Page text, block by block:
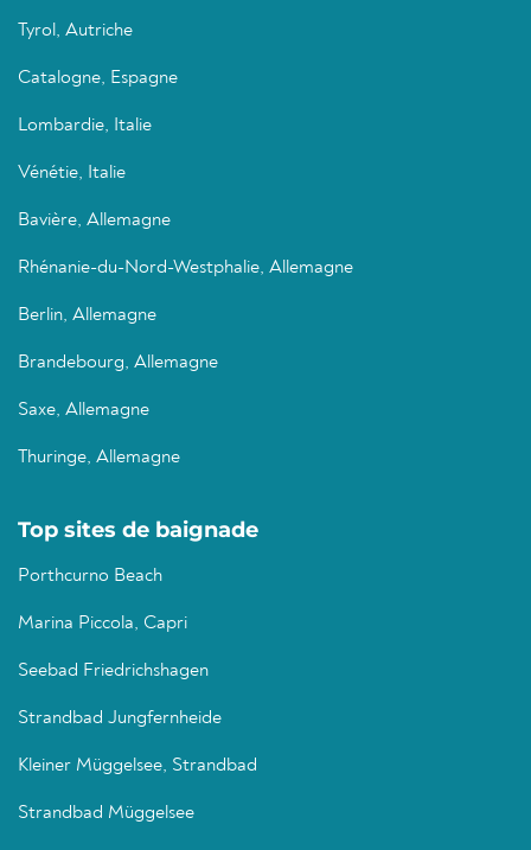
Tyrol, Autriche
Catalogne, Espagne
Lombardie, Italie
Vénétie, Italie
Bavière, Allemagne
Rhénanie-du-Nord-Westphalie, Allemagne
Berlin, Allemagne
Brandebourg, Allemagne
Saxe, Allemagne
Thuringe, Allemagne
Top sites de baignade
Porthcurno Beach
Marina Piccola, Capri
Seebad Friedrichshagen
Strandbad Jungfernheide
Kleiner Müggelsee, Strandbad
Strandbad Müggelsee